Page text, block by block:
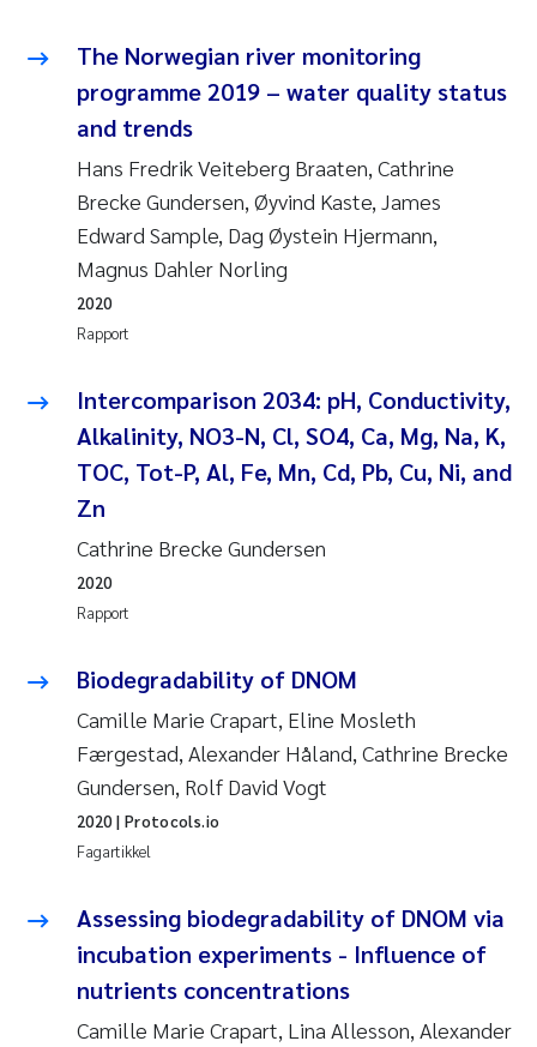
The Norwegian river monitoring
programme 2019 – water quality status
and trends
Hans Fredrik Veiteberg Braaten, Cathrine
Brecke Gundersen, Øyvind Kaste, James
Edward Sample, Dag Øystein Hjermann,
Magnus Dahler Norling
Rapport
2020
Intercomparison 2034: pH, Conductivity,
Alkalinity, NO3-N, Cl, SO4, Ca, Mg, Na, K,
TOC, Tot-P, Al, Fe, Mn, Cd, Pb, Cu, Ni, and
Zn
Cathrine Brecke Gundersen
Rapport
2020
Biodegradability of DNOM
Camille Marie Crapart, Eline Mosleth
Færgestad, Alexander Håland, Cathrine Brecke
Gundersen, Rolf David Vogt
Fagartikkel
2020| Protocols.io
Assessing biodegradability of DNOM via
incubation experiments - Influence of
nutrients concentrations
Camille Marie Crapart, Lina Allesson, Alexander